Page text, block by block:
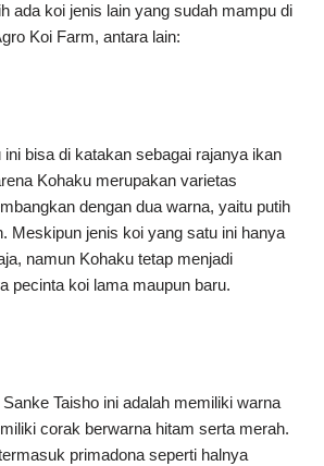
ada koi jenis lain yang sudah mampu di
Koi Farm, antara lain:
bisa di katakan sebagai rajanya ikan
Kohaku merupakan varietas
dengan dua warna, yaitu putih
Meskipun jenis koi yang satu ini hanya
namun Kohaku tetap menjadi
pecinta koi lama maupun baru.
Taisho ini adalah memiliki warna
corak berwarna hitam serta merah.
primadona seperti halnya